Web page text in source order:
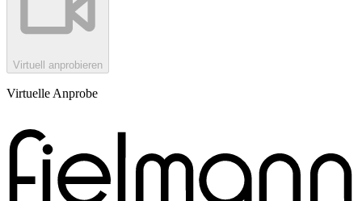
Virtuell anprobieren
Virtuelle Anprobe